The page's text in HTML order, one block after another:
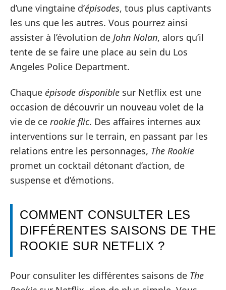
d’une vingtaine d’épisodes, tous plus captivants
les uns que les autres. Vous pourrez ainsi
assister à l’évolution de John Nolan, alors qu’il
tente de se faire une place au sein du Los
Angeles Police Department.
Chaque épisode disponible sur Netflix est une
occasion de découvrir un nouveau volet de la
vie de ce rookie flic. Des affaires internes aux
interventions sur le terrain, en passant par les
relations entre les personnages, The Rookie
promet un cocktail détonant d’action, de
suspense et d’émotions.
COMMENT CONSULTER LES
DIFFÉRENTES SAISONS DE THE
ROOKIE SUR NETFLIX ?
Pour consuliter les différentes saisons de The